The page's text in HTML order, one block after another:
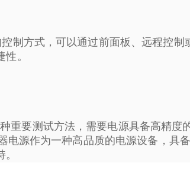
制方式，可以通过前面板、远程控
。
重要测试方法，需要电源具备高精
电源作为一种高品质的电源设备，具